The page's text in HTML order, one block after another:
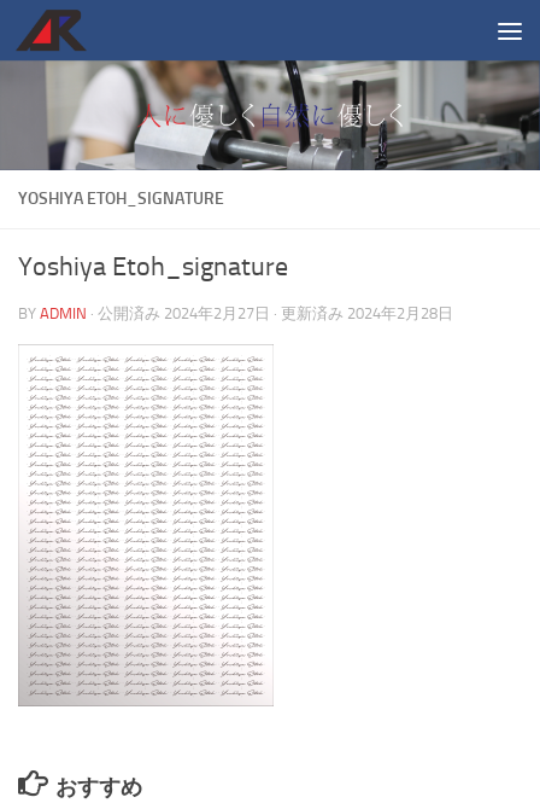
コンテンツへスキップ
YOSHIYA ETOH_SIGNATURE
Yoshiya Etoh_signature
BY ADMIN · 公開済み 2024年2月27日 · 更新済み 2024年2月28日
おすすめ